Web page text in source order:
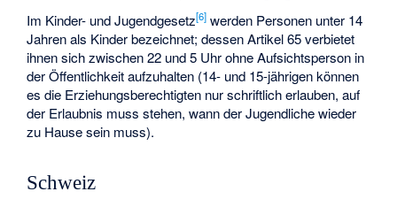
Im Kinder- und Jugendgesetz[6] werden Personen unter 14
Jahren als Kinder bezeichnet; dessen Artikel 65 verbietet
ihnen sich zwischen 22 und 5 Uhr ohne Aufsichtsperson in
der Öffentlichkeit aufzuhalten (14- und 15-jährigen können
es die Erziehungsberechtigten nur schriftlich erlauben, auf
der Erlaubnis muss stehen, wann der Jugendliche wieder
zu Hause sein muss).
Schweiz